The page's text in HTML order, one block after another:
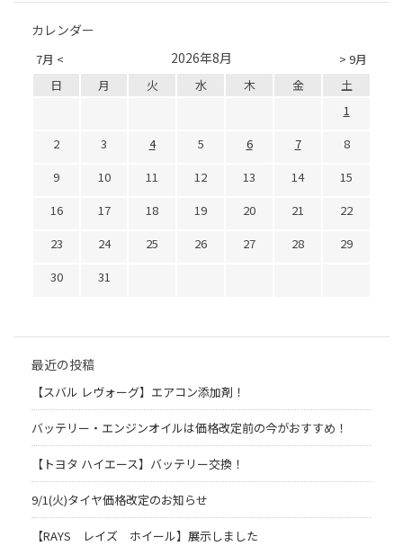
カレンダー
7月 < > 9月
2026年8月
日 月 火 水 木 金
土
1
2
3 4 5 6 7
8
9
10 11 12 13 14
15
16
17 18 19 20 21
22
23
24 25 26 27 28
29
30
31
最近の投稿
【スバル レヴォーグ】エアコン添加剤！
バッテリー・エンジンオイルは価格改定前の今がおすすめ！
【トヨタ ハイエース】バッテリー交換！
9/1(火)タイヤ価格改定のお知らせ
【RAYS レイズ ホイール】展示しました